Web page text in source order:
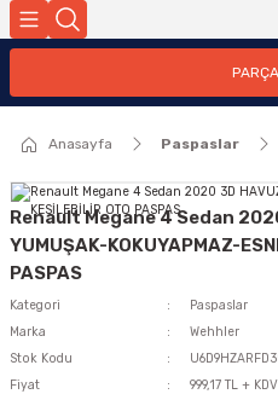
Anasayfa Paspaslar
Renault Megane 4 Sedan
YUMUŞAK-KOKUYAPMAZ-
PASPAS
Kategori
Paspaslar
Marka
Wehhler
Stok Kodu
Fiyat
999,17 TL + KDV